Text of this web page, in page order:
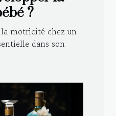
?
motricité chez un
dans son